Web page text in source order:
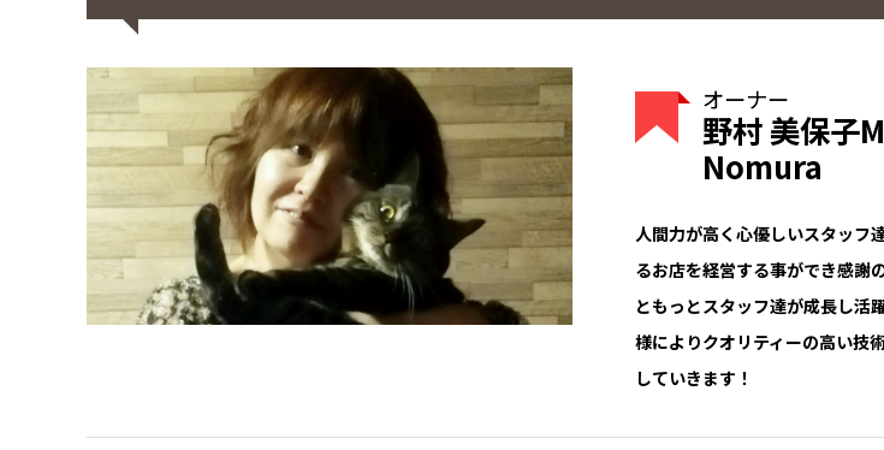
オーナー
野村 美保子
Nomura
人間力が高く心優しいスタッフ
るお店を経営する事ができ感謝
ともっとスタッフ達が成長し活
様によりクオリティーの高い技
していきます！